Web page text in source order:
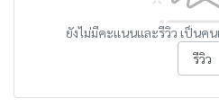
ยังไม่มีคะแนนและรีวิว เป็นค
รีวิว